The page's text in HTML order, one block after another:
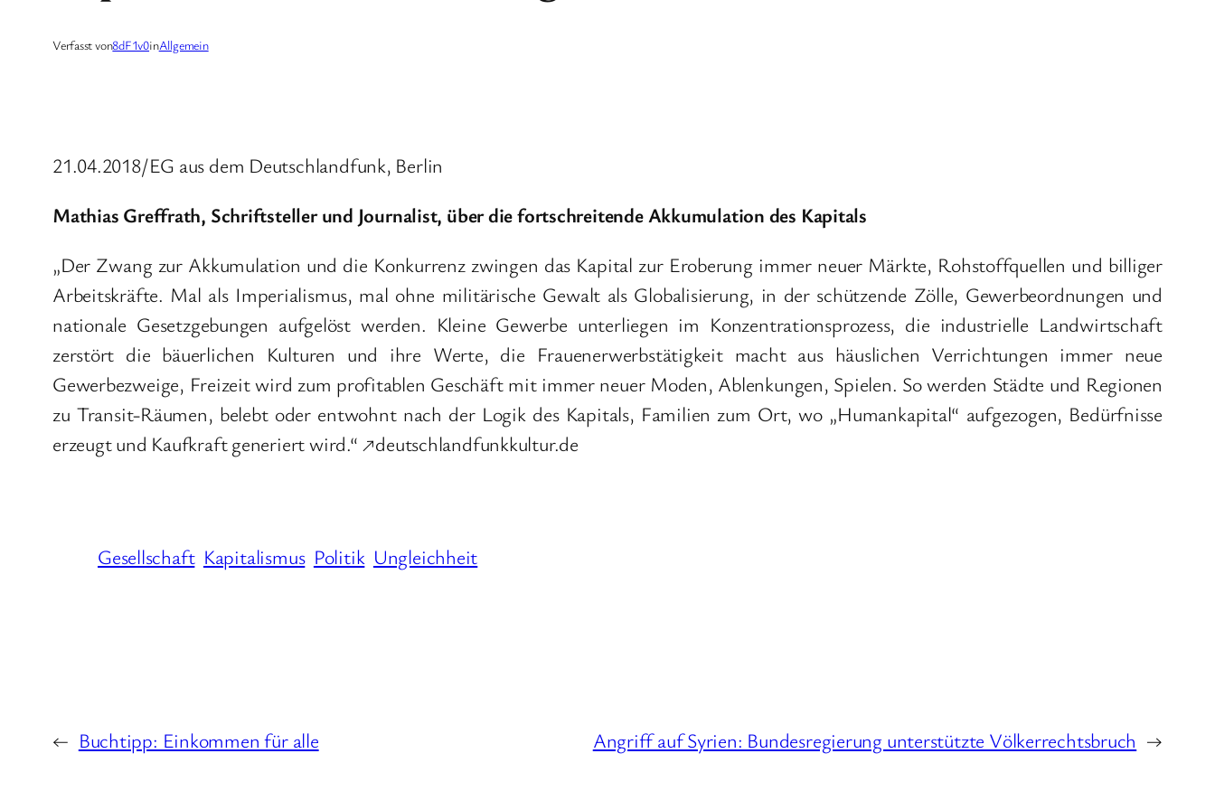
Verfasst von8dF1v0inAllgemein
21.04.2018/EG aus dem Deutschlandfunk, Berlin
Mathias Greffrath, Schriftsteller und Journalist, über die fortschreitende Akkumulation des Kapitals
„Der Zwang zur Akkumulation und die Konkurrenz zwingen das Kapital zur Eroberung immer neuer Märkte, Rohstoffquellen und billiger
Arbeitskräfte. Mal als Imperialismus, mal ohne militärische Gewalt als Globalisierung, in der schützende Zölle, Gewerbeordnungen und
nationale Gesetzgebungen aufgelöst werden. Kleine Gewerbe unterliegen im Konzentrationsprozess, die industrielle Landwirtschaft
zerstört die bäuerlichen Kulturen und ihre Werte, die Frauenerwerbstätigkeit macht aus häuslichen Verrichtungen immer neue
Gewerbezweige, Freizeit wird zum profitablen Geschäft mit immer neuer Moden, Ablenkungen, Spielen. So werden Städte und Regionen
zu Transit-Räumen, belebt oder entwohnt nach der Logik des Kapitals, Familien zum Ort, wo „Humankapital“ aufgezogen, Bedürfnisse
erzeugt und Kaufkraft generiert wird.“ ↗deutschlandfunkkultur.de
Gesellschaft Kapitalismus Politik Ungleichheit
← Buchtipp: Einkommen für alle Angriff auf Syrien: Bundesregierung unterstützte Völkerrechtsbruch →